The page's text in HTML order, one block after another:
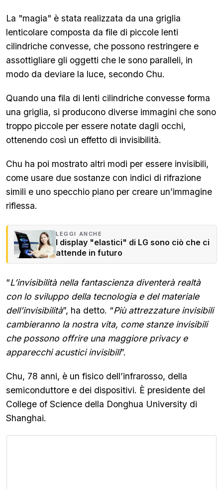
La "magia" è stata realizzata da una griglia
lenticolare composta da file di piccole lenti
cilindriche convesse, che possono restringere e
assottigliare gli oggetti che le sono paralleli, in
modo da deviare la luce, secondo Chu.
Quando una fila di lenti cilindriche convesse forma
una griglia, si producono diverse immagini che sono
troppo piccole per essere notate dagli occhi,
ottenendo così un effetto di invisibilità.
Chu ha poi mostrato altri modi per essere invisibili,
come usare due sostanze con indici di rifrazione
simili e uno specchio piano per creare un’immagine
riflessa.
LEGGI ANCHE
I display "elastici" di LG sono ciò che ci
attende in futuro
“L’invisibilità nella fantascienza diventerà realtà
con lo sviluppo della tecnologia e del materiale
dell’invisibilità”, ha detto. “Più attrezzature invisibili
cambieranno la nostra vita, come stanze invisibili
che possono offrire una maggiore privacy e
apparecchi acustici invisibili”.
Chu, 78 anni, è un fisico dell’infrarosso, della
semiconduttore e dei dispositivi. È presidente del
College of Science della Donghua University di
Shanghai.